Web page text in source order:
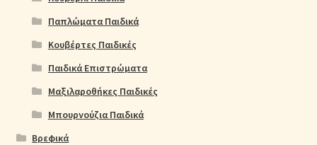
Παπλώματα Παιδικά
Κουβέρτες Παιδικές
Παιδικά Επιστρώματα
Μαξιλαροθήκες Παιδικές
Μπουρνούζια Παιδικά
Βρεφικά